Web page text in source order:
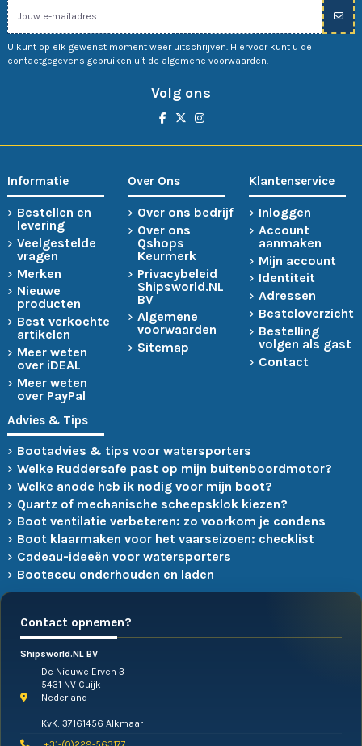
U kunt op elk gewenst moment weer uitschrijven. Hiervoor kunt u de
contactgegevens gebruiken uit de algemene voorwaarden.
Volg ons
Informatie
Bestellen en
levering
Veelgestelde
vragen
Merken
Nieuwe
producten
Best verkochte
artikelen
Meer weten
over iDEAL
Meer weten
over PayPal
Over Ons
Over ons bedrijf
Over ons
Qshops
Keurmerk
Privacybeleid
Shipsworld.NL
BV
Algemene
voorwaarden
Sitemap
Klantenservice
Inloggen
Account
aanmaken
Mijn account
Identiteit
Adressen
Besteloverzicht
Bestelling
volgen als gast
Contact
Advies & Tips
Bootadvies & tips voor watersporters
Welke Ruddersafe past op mijn buitenboordmotor?
Welke anode heb ik nodig voor mijn boot?
Quartz of mechanische scheepsklok kiezen?
Boot ventilatie verbeteren: zo voorkom je condens
Boot klaarmaken voor het vaarseizoen: checklist
Cadeau-ideeën voor watersporters
Bootaccu onderhouden en laden
Contact opnemen?
Shipsworld.NL BV
De Nieuwe Erven 3
5431 NV Cuijk
Nederland
KvK: 37161456 Alkmaar